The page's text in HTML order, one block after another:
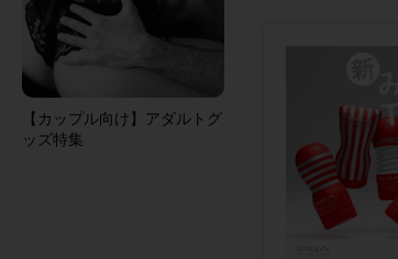
【カップル向け】アダルトグ
ッズ特集